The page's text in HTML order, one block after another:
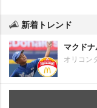
新着トレンド
マクド
オリコン